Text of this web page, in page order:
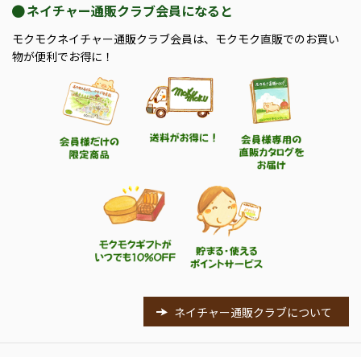
ネイチャー通販クラブ会員になると
モクモクネイチャー通販クラブ会員は、モクモク直販でのお買い
物が便利でお得に！
ネイチャー通販クラブについて